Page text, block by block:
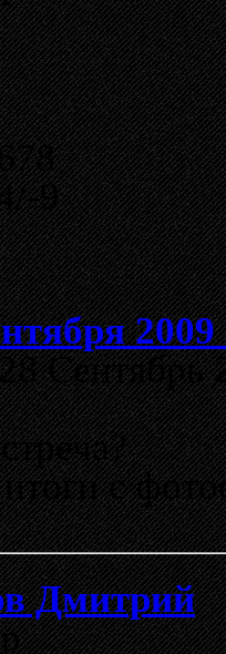
9
2009
Сентябрь
с
Дмитрий